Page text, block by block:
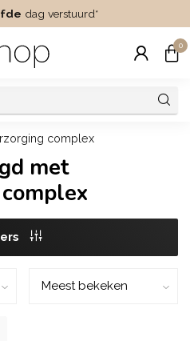
dag verstuurd*
0
complex
met